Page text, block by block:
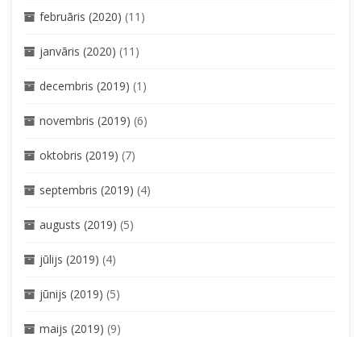
februāris (2020) (11)
janvāris (2020) (11)
decembris (2019) (1)
novembris (2019) (6)
oktobris (2019) (7)
septembris (2019) (4)
augusts (2019) (5)
jūlijs (2019) (4)
jūnijs (2019) (5)
maijs (2019) (9)